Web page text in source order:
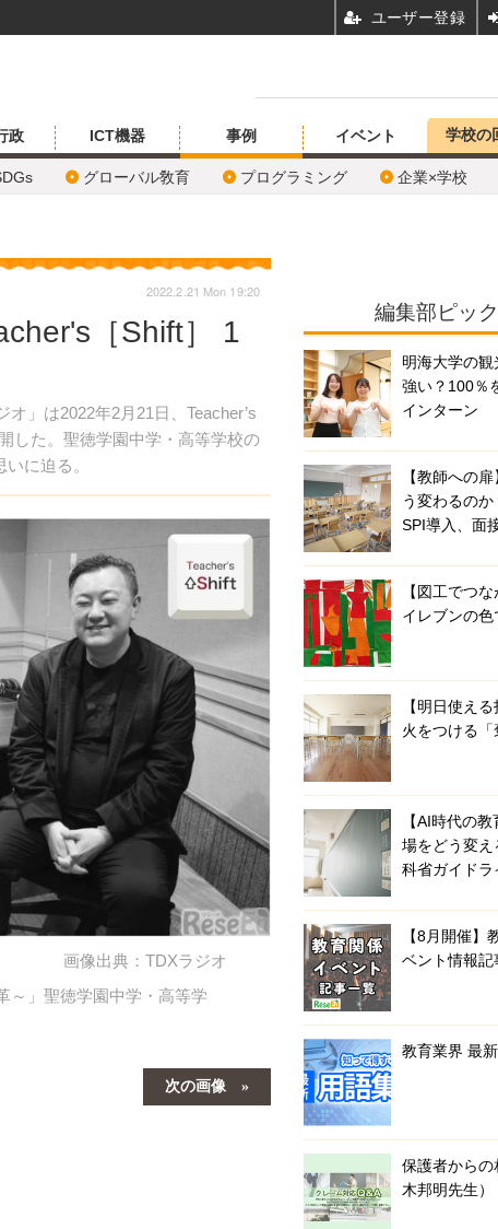
政 ICT機器 事例
グローバル敎育 プログラミング 企業×学校
イベント 学校の
［Shift］ 1
」は2022年2月21日、Teacher’s
した。聖徳学園中学・高等学校の
に迫る。
2022.2.21 Mon 19:20
画像出典：TDXラジオ
～」聖徳学園中学・高等学
次の画像
編集部ピッ
明海大学の
強い？100％
インターン
【教師への
う変わるの
SPI導入、面
【図工でつ
イレブンの
【明日使え
火をつける
【AI時代の
場をどう変え
科省ガイドラ
【8月開催】
ベント情報記
教育業界 最
保護者から
木邦明先生）
ユーザー登録